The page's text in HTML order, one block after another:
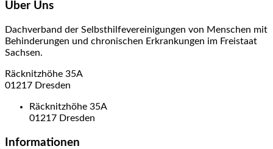
Über Uns
Dachverband der Selbsthilfevereinigungen von Menschen mit
Behinderungen und chronischen Erkrankungen im Freistaat
Sachsen.
Räcknitzhöhe 35A
01217 Dresden
Räcknitzhöhe 35A
01217 Dresden
Informationen